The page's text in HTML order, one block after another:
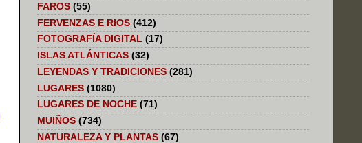
FAROS (55)
FERVENZAS E RIOS (412)
FOTOGRAFÍA DIGITAL (17)
ISLAS ATLÁNTICAS (32)
LEYENDAS Y TRADICIONES (281)
LUGARES (1080)
LUGARES DE NOCHE (71)
MUIÑOS (734)
NATURALEZA Y PLANTAS (67)